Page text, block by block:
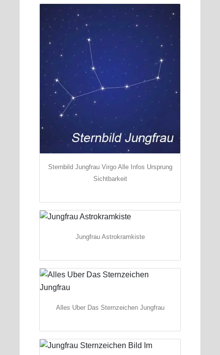
Sternbild Jungfrau Virgo Alle Infos Ursprung
Sichtbarkeit
Jungfrau Astrokramkiste
Alles Uber Das Sternzeichen Jungfrau